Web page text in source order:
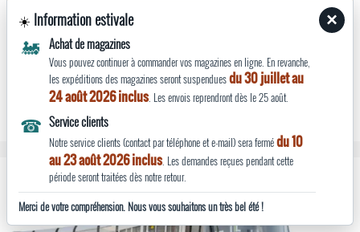
25 juillet 2025 -Entreprise
Dans sa quête pour pénétrer le marché de la grande
vitesse italienne et défier Trenitalia sur s...
×
☀️ Information estivale
🚂 Achat de magazines
Vous pouvez continuer à commander vos magazines en ligne. En revanche,
les expéditions des magazines seront suspenduesdu 30 juillet au
24 août 2026 inclus. Les envois reprendront dès le 25 août.
☎ Service clients
Notre service clients (contact par téléphone et e-mail) sera fermédu 10
au 23 août 2026 inclus. Les demandes reçues pendant cette
période seront traitées dès notre retour.
Merci de votre compréhension. Nous vous souhaitons un très bel été !